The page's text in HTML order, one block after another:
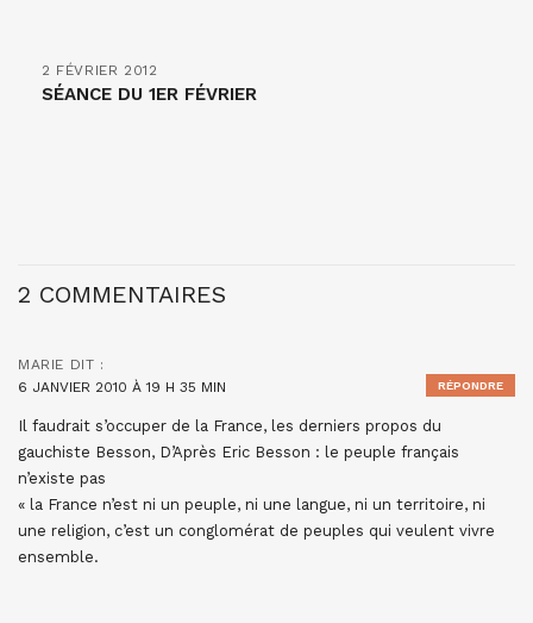
2 FÉVRIER 2012
SÉANCE DU 1ER FÉVRIER
2 COMMENTAIRES
MARIE DIT :
6 JANVIER 2010 À 19 H 35 MIN
Il faudrait s’occuper de la France, les derniers propos du
gauchiste Besson, D’Après Eric Besson : le peuple français
n’existe pas
« la France n’est ni un peuple, ni une langue, ni un territoire, ni
une religion, c’est un conglomérat de peuples qui veulent vivre
ensemble.
RÉPONDRE